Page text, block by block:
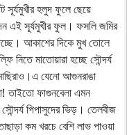
সূর্যমুখীর হলুদ ফুলে ছেয়ে
এই সূর্যমুখীর ফুল। ফসলি জমির
আকাশের দিকে মুখ তোলে
নিতে মাতোয়ারা হচ্ছে সৌন্দর্য
যেনো আগুনরাঙা
তাইতো ফাগুনবেলা এমন
পিপাসুদের ভিড়। তেলবীজ
কম খরচে বেশি লাভ পাওয়া